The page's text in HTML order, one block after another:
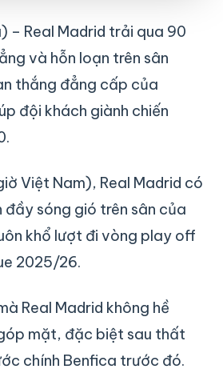
– Real Madrid trải qua 90
và hỗn loạn trên sân
thắng đẳng cấp của
đội khách giành chiến
Việt Nam), Real Madrid có
đầy sóng gió trên sân của
khổ lượt đi vòng play off
2025/26.
Real Madrid không hề
mặt, đặc biệt sau thất
chính Benfica trước đó.